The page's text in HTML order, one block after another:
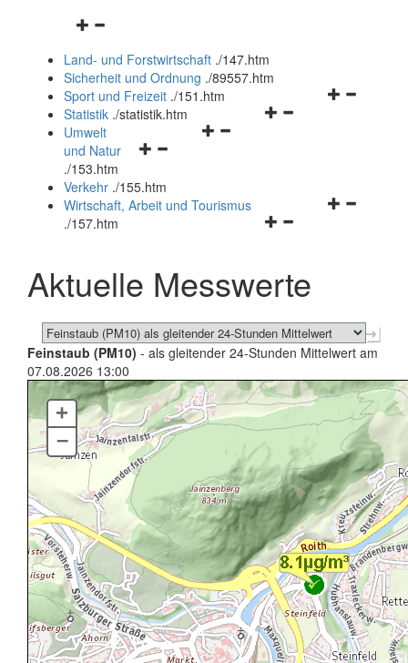
Navigationsmenü
und
schließen
Land- und Forstwirtschaft ./147.htm
Sicherheit und Ordnung ./89557.htm
Navigationsmenü
Sport und Freizeit ./151.htm
Navigationsmenü
Statistik ./statistik.htm
Navigationsmenü
und
schließen
Umwelt
und Natur
./153.htm
Verkehr ./155.htm
Navigationsmenü
schließen
Wirtschaft, Arbeit und Tourismus
./157.htm
Aktuelle Messwerte
Feinstaub (PM10) - als gleitender 24-Stunden Mittelwert am
07.08.2026 13:00
+
–